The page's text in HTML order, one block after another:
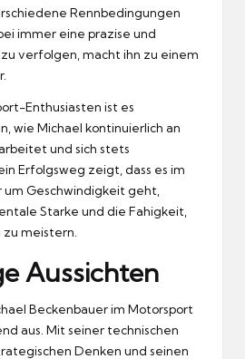
Rennbedingungen
immer eine prazise und
verfolgen, macht ihn zu einem
Enthusiasten ist es
wie Michael kontinuierlich an
und sich stets
Erfolgsweg zeigt, dass es im
Geschwindigkeit geht,
Starke und die Fahigkeit,
meistern.
Aussichten
Beckenbauer im Motorsport
aus. Mit seiner technischen
Denken und seinen